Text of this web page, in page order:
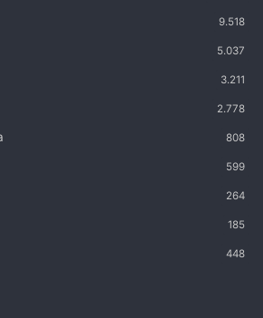
9.518
5.037
3.211
2.778
808
599
264
185
448